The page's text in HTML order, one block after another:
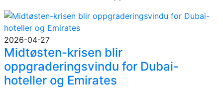
2026-04-27
Midtøsten-krisen blir
oppgraderingsvindu for Dubai-
hoteller og Emirates